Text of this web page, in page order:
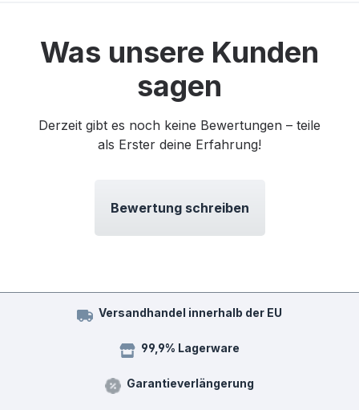
Was unsere Kunden
sagen
Derzeit gibt es noch keine Bewertungen – teile
als Erster deine Erfahrung!
Bewertung schreiben
Versandhandel innerhalb der EU
99,9% Lagerware
Garantieverlängerung